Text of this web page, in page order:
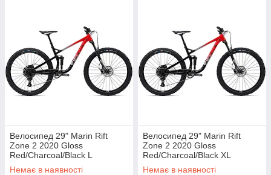
Велосипед 29" Marin Rift
Zone 2 2020 Gloss
Red/Charcoal/Black L
Немає в наявності
Велосипед 29" Marin Rift
Zone 2 2020 Gloss
Red/Charcoal/Black XL
Немає в наявності